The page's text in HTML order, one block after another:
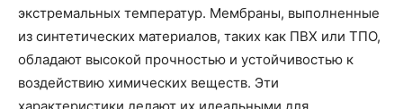
экстремальных температур. Мембраны, выполненные
из синтетических материалов, таких как ПВХ или ТПО,
обладают высокой прочностью и устойчивостью к
воздействию химических веществ. Эти